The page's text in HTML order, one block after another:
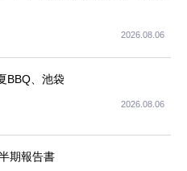
2026.08.06
BBQ、池袋
2026.08.06
期報告書